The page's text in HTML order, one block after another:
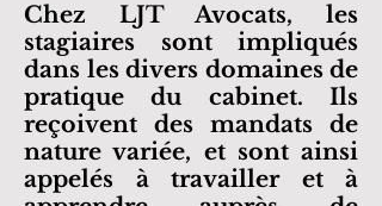
Chez LJT Avocats, les
stagiaires sont impliqués
dans les divers domaines de
pratique du cabinet. Ils
reçoivent des mandats de
nature variée, et sont ainsi
appelés à travailler et à